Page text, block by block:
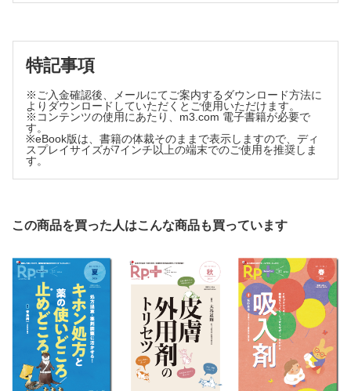
2．［各論］現場でみられる処方カスケード
～本来ならば不要な薬剤が追加されるまで～
3．なんでも薬を疑う前に… 薬剤師に求められる臨床力のはな
し
Series
・ハマゾン.co.jp：予測不能な未来を予想する
・漢方検分録 ケースで学ぶ漢方薬の安全チェック：
特記事項
※ご入金確認後、メールにてご案内するダウンロード方法に
よりダウンロードしていただくとご使用いただけます。
※コンテンツの使用にあたり、m3.com 電子書籍が必要で
す。
※eBook版は、書籍の体裁そのままで表示しますので、ディ
スプレイサイズが7インチ以上の端末でのご使用を推奨しま
す。
この商品を買った人はこんな商品も買っています